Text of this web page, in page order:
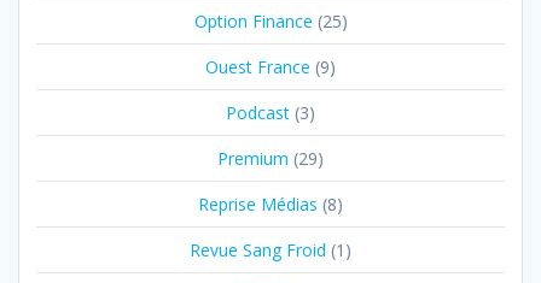
Option Finance (25)
Ouest France (9)
Podcast (3)
Premium (29)
Reprise Médias (8)
Revue Sang Froid (1)